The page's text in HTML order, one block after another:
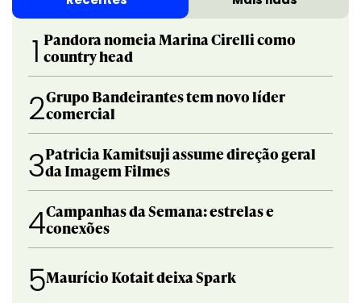
1 Pandora nomeia Marina Cirelli como
country head
2Grupo Bandeirantes tem novo líder
comercial
3Patricia Kamitsuji assume direção geral
da Imagem Filmes
4Campanhas da Semana: estrelas e
conexões
5Maurício Kotait deixa Spark